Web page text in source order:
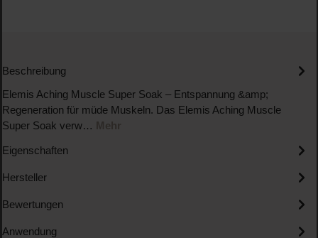
Beschreibung
Elemis Aching Muscle Super Soak – Entspannung &amp;
Regeneration für müde Muskeln. Das Elemis Aching Muscle
Super Soak verw… Mehr
Eigenschaften
Hersteller
Bewertungen
Anwendung